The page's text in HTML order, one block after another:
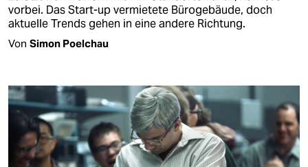
vorbei. Das Start-up vermietete Bürogebäude, doch
aktuelle Trends gehen in eine andere Richtung.
Von Simon Poelchau